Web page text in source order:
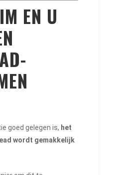
EN U
goed gelegen is, het
wordt gemakkelijk